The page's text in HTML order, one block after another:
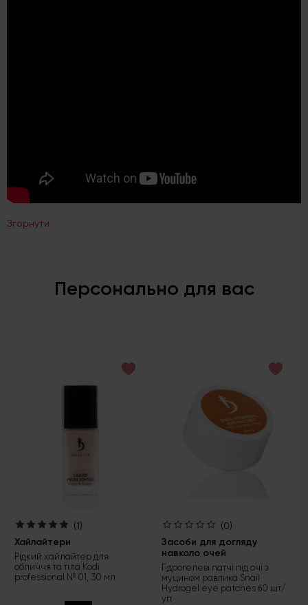
Згорнути
Персонально для вас
(1)
Хайлайтери
Рідкий хайлайтер для
обличчя та тіла Kodi
professional № 01, 30 мл
(0)
Засоби для догляду
навколо очей
Гідрогелеві патчі під очі з
муцином равлика Snail
Hydrogel eye patches 60 шт/
уп